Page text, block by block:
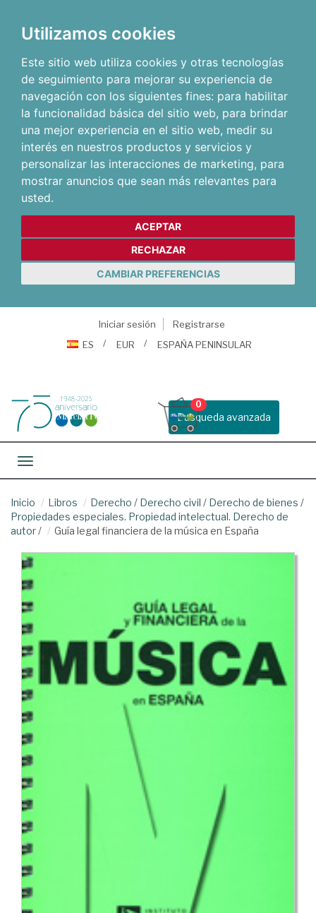
Utilizamos cookies
Este sitio web utiliza cookies y otras tecnologías
de seguimiento para mejorar su experiencia de
navegación con los siguientes fines: para habilitar
la funcionalidad básica del sitio web, para brindar
una mejor experiencia en el sitio web, medir su
interés en nuestros productos y servicios y
personalizar las interacciones de marketing, para
mostrar anuncios que sean más relevantes para
usted.
ACEPTAR
RECHAZAR
CAMBIAR PREFERENCIAS
Iniciar sesión
Registrarse
ES
EUR ESPAÑA PENINSULAR
Busqueda avanzada
0
Toggle navigation
Inicio Libros Derecho / Derecho civil / Derecho de bienes /
Propiedades especiales. Propiedad intelectual. Derecho de
autor/ Guía legal financiera de la música en España